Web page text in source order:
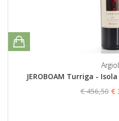
JEROBOAM Turriga -
€ 456,50 €